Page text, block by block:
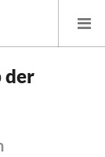
der